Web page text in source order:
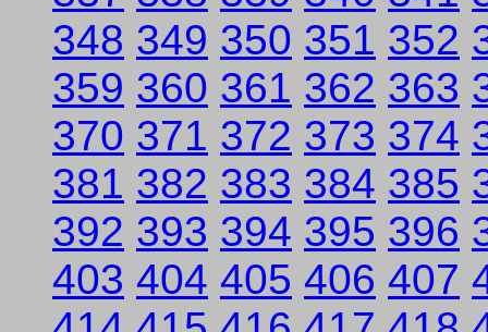
348 349 350 351 352
359 360 361 362 363
370 371 372 373 374
381 382 383 384 385
392 393 394 395 396
403 404 405 406 407